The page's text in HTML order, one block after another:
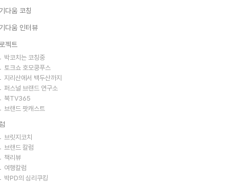
다움 코칭
다움 인터뷰
젝트
박코치는 코칭중
토크쇼 호모쿵푸스
지리산에서 백두산까지
퍼스널 브랜드 연구소
북TV365
브랜드 팟캐스트
브릿지코치
브랜드 칼럼
책리뷰
여행칼럼
박PD의 심리쿠킹